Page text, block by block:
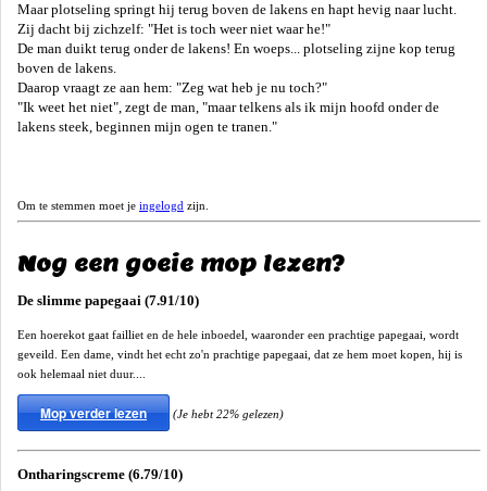
Maar plotseling springt hij terug boven de lakens en hapt hevig naar lucht.
Zij dacht bij zichzelf: "Het is toch weer niet waar he!"
De man duikt terug onder de lakens! En woeps... plotseling zijne kop terug
boven de lakens.
Daarop vraagt ze aan hem: "Zeg wat heb je nu toch?"
"Ik weet het niet", zegt de man, "maar telkens als ik mijn hoofd onder de
lakens steek, beginnen mijn ogen te tranen."
Om te stemmen moet je ingelogd zijn.
Nog een goeie mop lezen?
De slimme papegaai (7.91/10)
Een hoerekot gaat failliet en de hele inboedel, waaronder een prachtige papegaai, wordt
geveild. Een dame, vindt het echt zo'n prachtige papegaai, dat ze hem moet kopen, hij is
ook helemaal niet duur....
Mop verder lezen (Je hebt 22% gelezen)
Ontharingscreme (6.79/10)